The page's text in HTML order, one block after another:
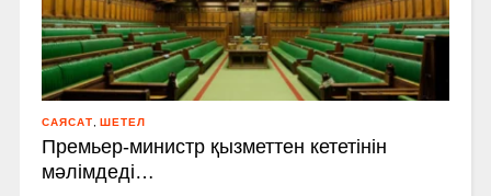
САЯСАТ ШЕТЕЛ
Премьер-министр қызметтен кететінін
мәлімдеді…